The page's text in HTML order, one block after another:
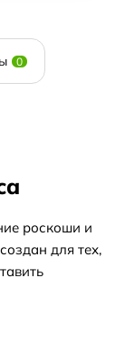
0
роскоши и
для тех,